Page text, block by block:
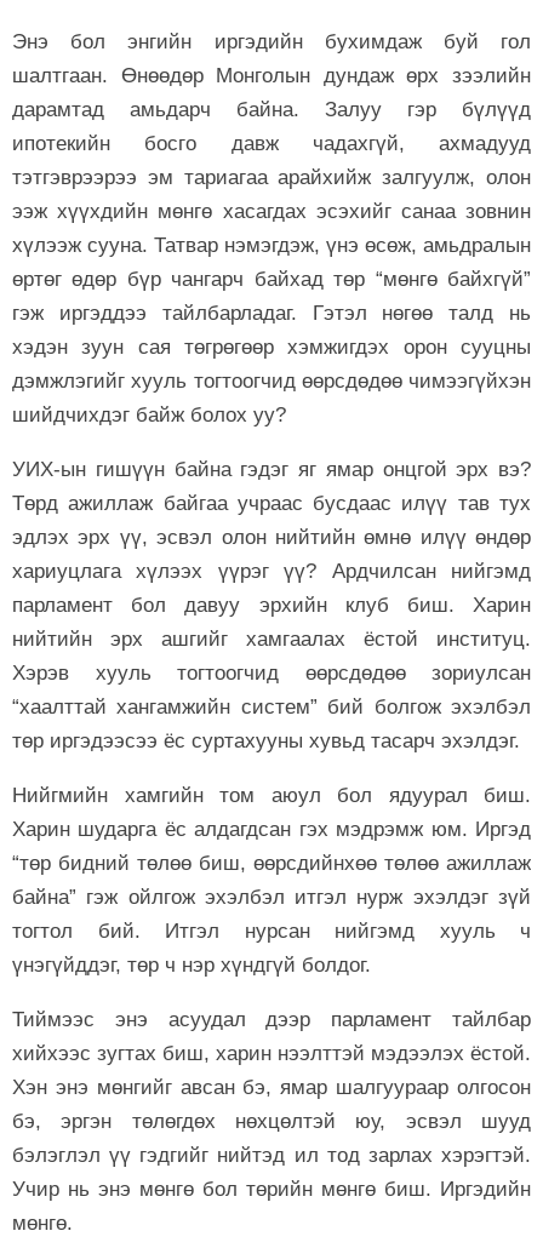
Энэ бол энгийн иргэдийн бухимдаж буй гол
шалтгаан. Өнөөдөр Монголын дундаж өрх зээлийн
дарамтад амьдарч байна. Залуу гэр бүлүүд
ипотекийн босго давж чадахгүй, ахмадууд
тэтгэврээрээ эм тариагаа арайхийж залгуулж, олон
ээж хүүхдийн мөнгө хасагдах эсэхийг санаа зовнин
хүлээж сууна. Татвар нэмэгдэж, үнэ өсөж, амьдралын
өртөг өдөр бүр чангарч байхад төр “мөнгө байхгүй”
гэж иргэддээ тайлбарладаг. Гэтэл нөгөө талд нь
хэдэн зуун сая төгрөгөөр хэмжигдэх орон сууцны
дэмжлэгийг хууль тогтоогчид өөрсдөдөө чимээгүйхэн
шийдчихдэг байж болох уу?
УИХ-ын гишүүн байна гэдэг яг ямар онцгой эрх вэ?
Төрд ажиллаж байгаа учраас бусдаас илүү тав тух
эдлэх эрх үү, эсвэл олон нийтийн өмнө илүү өндөр
хариуцлага хүлээх үүрэг үү? Ардчилсан нийгэмд
парламент бол давуу эрхийн клуб биш. Харин
нийтийн эрх ашгийг хамгаалах ёстой институц.
Хэрэв хууль тогтоогчид өөрсдөдөө зориулсан
“хаалттай хангамжийн систем” бий болгож эхэлбэл
төр иргэдээсээ ёс суртахууны хувьд тасарч эхэлдэг.
Нийгмийн хамгийн том аюул бол ядуурал биш.
Харин шударга ёс алдагдсан гэх мэдрэмж юм. Иргэд
“төр бидний төлөө биш, өөрсдийнхөө төлөө ажиллаж
байна” гэж ойлгож эхэлбэл итгэл нурж эхэлдэг зүй
тогтол бий. Итгэл нурсан нийгэмд хууль ч
үнэгүйддэг, төр ч нэр хүндгүй болдог.
Тиймээс энэ асуудал дээр парламент тайлбар
хийхээс зугтах биш, харин нээлттэй мэдээлэх ёстой.
Хэн энэ мөнгийг авсан бэ, ямар шалгуураар олгосон
бэ, эргэн төлөгдөх нөхцөлтэй юу, эсвэл шууд
бэлэглэл үү гэдгийг нийтэд ил тод зарлах хэрэгтэй.
Учир нь энэ мөнгө бол төрийн мөнгө биш. Иргэдийн
мөнгө.